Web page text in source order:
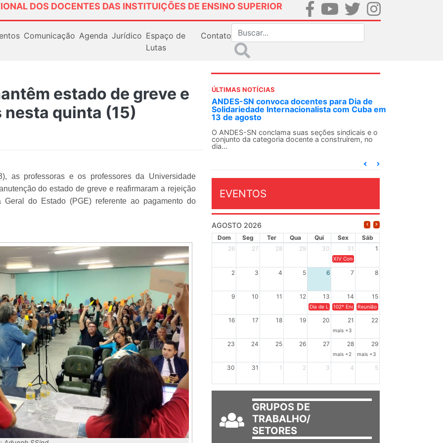
DOS DOCENTES DAS INSTITUIÇÕES DE ENSINO SUPERIOR
Comunicação Agenda Jurídico Espaço de
Lutas
Contato
estado de greve e
quinta (15)
as professoras e os professores da Universidade
do estado de greve e reafirmaram a rejeição
Geral do Estado (PGE) referente ao pagamento do
ÚLTIMAS NOTÍCIAS
ANDES-SN convoca docentes para Dia de
Solidariedade Internacionalista com Cuba em
13 de agosto
Em decisão inédita, Justiça Federal condena
ex-agente da ditadura por estupro
Em uma decisão considerada histórica, a 2ª Vara
Federal Criminal do Rio de Janeiro condenou o...
EVENTOS
AGOSTO 2026
Dom Seg Ter Qua Qui Sex
Sáb
26
27 28 29 30 31 1
XIV Congresso Brasileiro de
2 3 4 5 6 7 8
9 10 11 12 13 14 15
Dia de Luta em Defesa de Cuba e da Soberania dos
102º Encontro da Regional Leste, “Em terra
Reunião GTPE.
16 17 18 19 20 21 22
mais +3
23 24 25 26 27 28 29
mais +2 mais +3
30 31 1 2 3 4 5
GRUPOS DE
TRABALHO/
SETORES